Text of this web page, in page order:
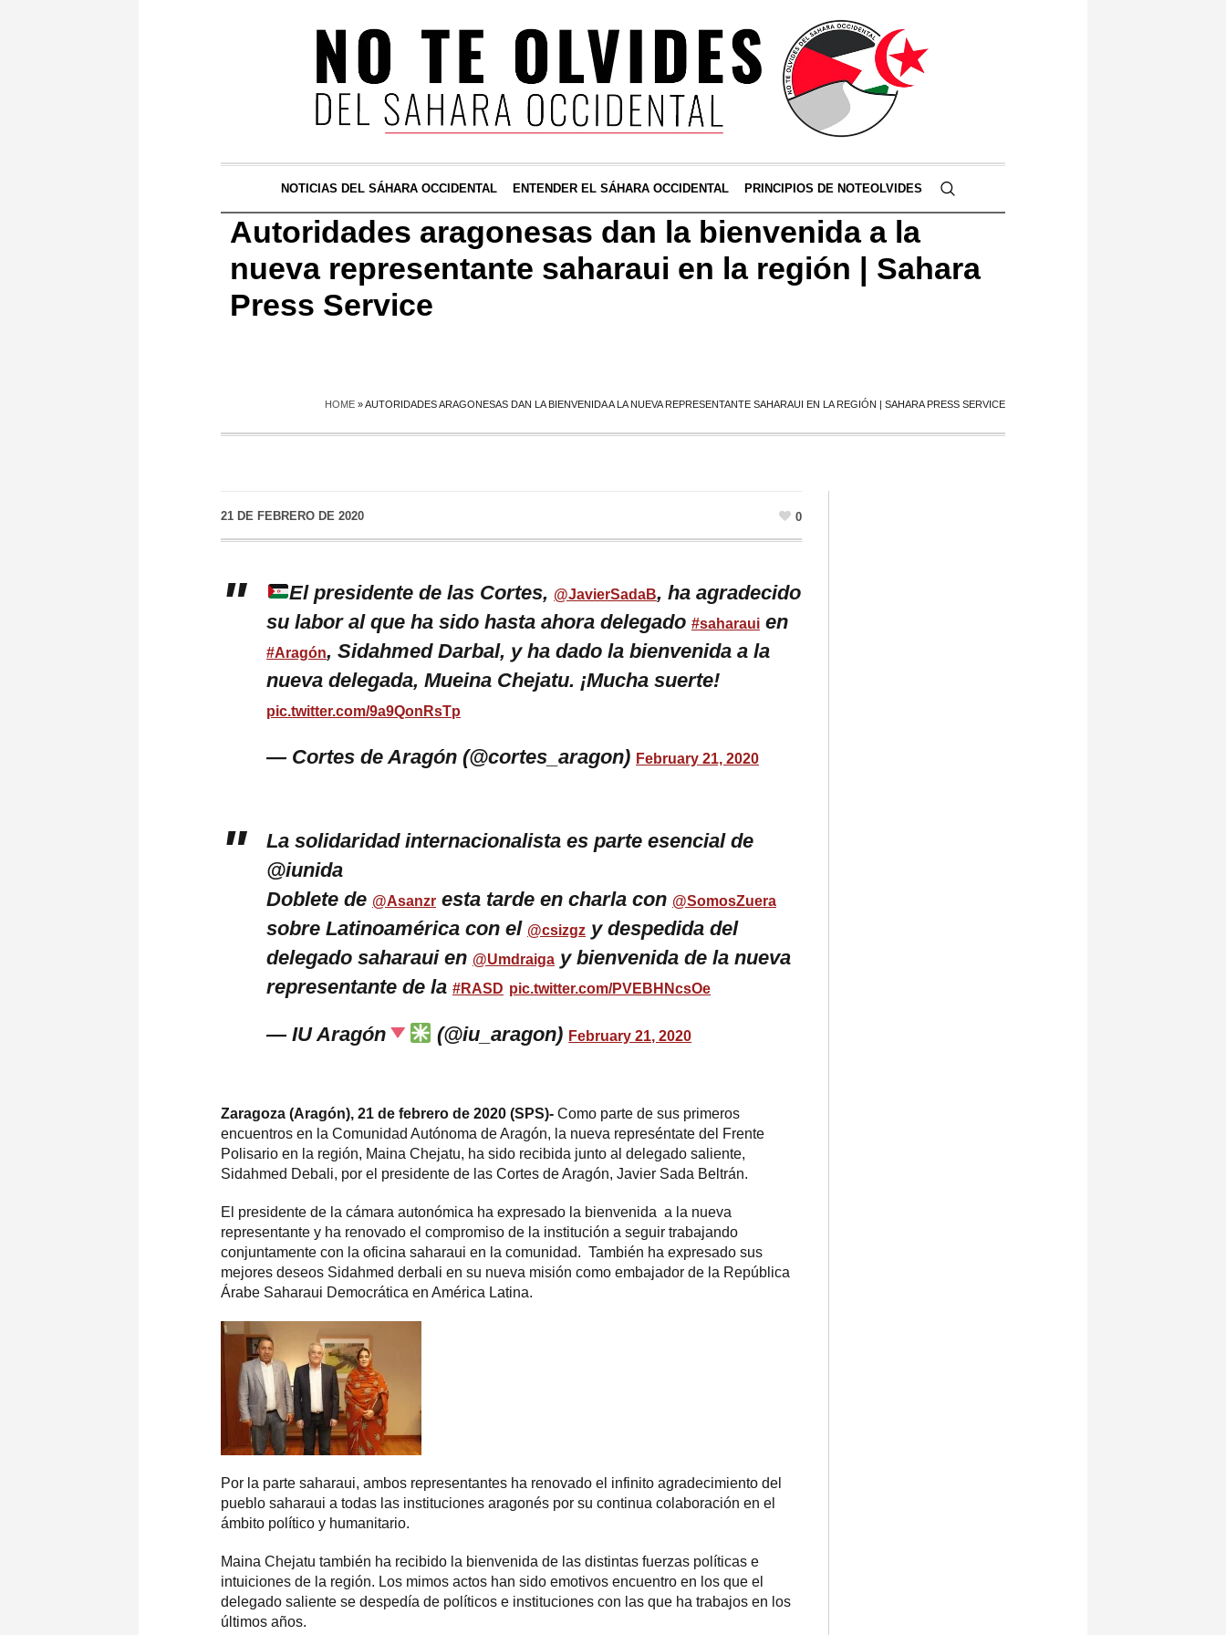
NOTICIAS DEL SÁHARA OCCIDENTAL ENTENDER EL SÁHARA OCCIDENTAL PRINCIPIOS DE NOTEOLVIDES
Autoridades aragonesas dan la bienvenida a la
nueva representante saharaui en la región | Sahara
Press Service
HOME »AUTORIDADES ARAGONESAS DAN LA BIENVENIDA A LA NUEVA REPRESENTANTE SAHARAUI EN LA REGIÓN | SAHARA PRESS SERVICE
21 DE FEBRERO DE 2020 0
El presidente de las Cortes, @JavierSadaB, ha agradecido
su labor al que ha sido hasta ahora delegado #saharaui en
#Aragón, Sidahmed Darbal, y ha dado la bienvenida a la
nueva delegada, Mueina Chejatu. ¡Mucha suerte!
pic.twitter.com/9a9QonRsTp
— Cortes de Aragón (@cortes_aragon) February 21, 2020
La solidaridad internacionalista es parte esencial de
@iunida
Doblete de @Asanzr esta tarde en charla con @SomosZuera
sobre Latinoamérica con el @csizgz y despedida del
delegado saharaui en @Umdraiga y bienvenida de la nueva
representante de la #RASD pic.twitter.com/PVEBHNcsOe
— IU Aragón (@iu_aragon) February 21, 2020
Zaragoza (Aragón), 21 de febrero de 2020 (SPS)- Como parte de sus primeros
encuentros en la Comunidad Autónoma de Aragón, la nueva represéntate del Frente
Polisario en la región, Maina Chejatu, ha sido recibida junto al delegado saliente,
Sidahmed Debali, por el presidente de las Cortes de Aragón, Javier Sada Beltrán.
El presidente de la cámara autonómica ha expresado la bienvenida a la nueva
representante y ha renovado el compromiso de la institución a seguir trabajando
conjuntamente con la oficina saharaui en la comunidad. También ha expresado sus
mejores deseos Sidahmed derbali en su nueva misión como embajador de la República
Árabe Saharaui Democrática en América Latina.
Por la parte saharaui, ambos representantes ha renovado el infinito agradecimiento del
pueblo saharaui a todas las instituciones aragonés por su continua colaboración en el
ámbito político y humanitario.
Maina Chejatu también ha recibido la bienvenida de las distintas fuerzas políticas e
intuiciones de la región. Los mimos actos han sido emotivos encuentro en los que el
delegado saliente se despedía de políticos e instituciones con las que ha trabajos en los
últimos años.